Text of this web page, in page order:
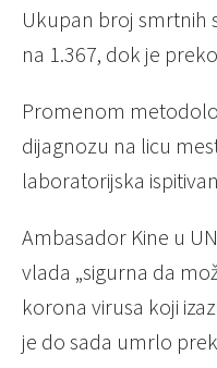
Ukupan broj smrtnih
na 1.367, dok je
Promenom
dijagnozu na licu
laboratorijska
Ambasador Kine u
vlada „sigurna da
korona virusa koji
je do sada umrlo